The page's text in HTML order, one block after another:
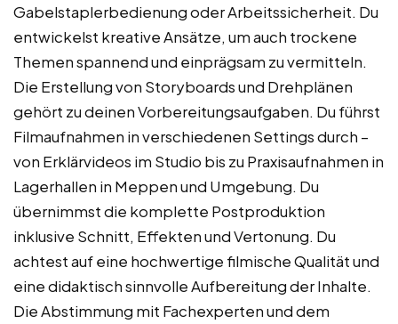
Gabelstaplerbedienung oder Arbeitssicherheit. Du
entwickelst kreative Ansätze, um auch trockene
Themen spannend und einprägsam zu vermitteln.
Die Erstellung von Storyboards und Drehplänen
gehört zu deinen Vorbereitungsaufgaben. Du führst
Filmaufnahmen in verschiedenen Settings durch –
von Erklärvideos im Studio bis zu Praxisaufnahmen in
Lagerhallen in Meppen und Umgebung. Du
übernimmst die komplette Postproduktion
inklusive Schnitt, Effekten und Vertonung. Du
achtest auf eine hochwertige filmische Qualität und
eine didaktisch sinnvolle Aufbereitung der Inhalte.
Die Abstimmung mit Fachexperten und dem